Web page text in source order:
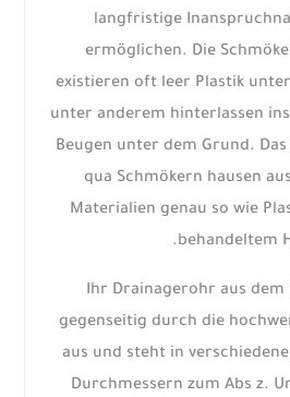
langfristige
ermöglichen. Die
existieren oft leer Plastik
unter anderem hinterlassen
Beugen unter dem Grund.
qua Schmökern hausen
Materialien genau so wie
behandeltem
Ihr Drainagerohr aus dem
gegenseitig durch die
aus und steht in
Durchmessern zum Abs z.